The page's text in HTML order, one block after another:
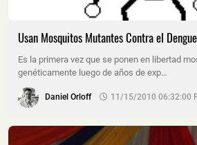
Usan Mosquitos Mutantes Contra el
Es la primera vez que se ponen en libertad
genéticamente luego de años de exp…
Daniel Orloff 11/15/2010 06:32:00